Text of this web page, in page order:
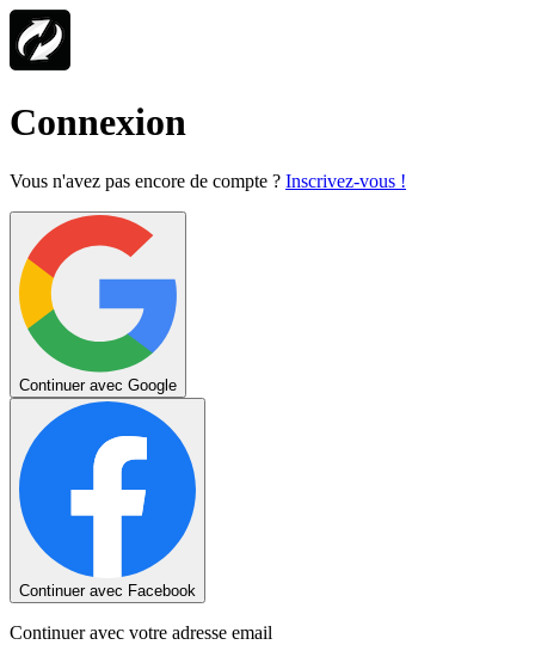
Connexion
Vous n'avez pas encore de compte ? Inscrivez-vous !
Continuer avec Google
Continuer avec Facebook
Continuer avec votre adresse email